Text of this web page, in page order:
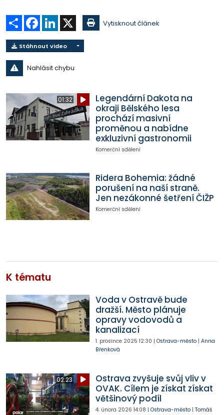
Sdílet Facebook
LinkedIn Vytisknout článek
Stáhnout video
Nahlásit chybu
01:32
Legendární Dakota na
okraji Bělského lesa
prochází masivní
proměnou a nabídne
exkluzivní gastronomii
Komerční sdělení
Ridera Bohemia: žádné
porušení na naší straně.
Jen nezákonné šetření ČIŽP
Komerční sdělení
K tématu
Voda v Ostravě bude
dražší. Město plánuje
opravy vodovodů a
kanalizací
1. prosince 2025 12:30 | Ostrava-město| Anna
Břenková
02:23
Ostrava zvyšuje svůj vliv v
OVAK. Cílem je získat získat
většinový podíl
4. února 2026 14:08 | Ostrava-město| Tomáš